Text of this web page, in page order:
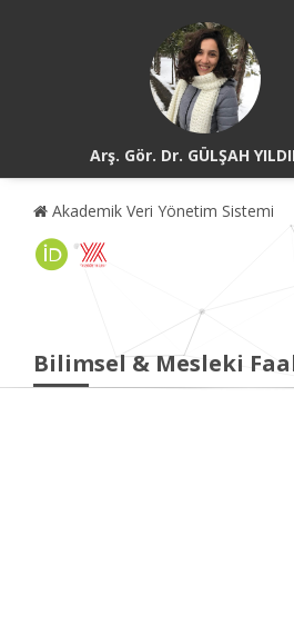
Arş. Gör. Dr. GÜLŞAH
Akademik Veri Yönetim Sistemi
Bilimsel & Mesleki